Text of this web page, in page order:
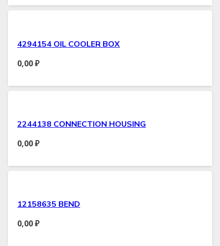
4294154 OIL COOLER BOX
0,00₽
2244138 CONNECTION HOUSING
0,00₽
12158635 BEND
0,00₽